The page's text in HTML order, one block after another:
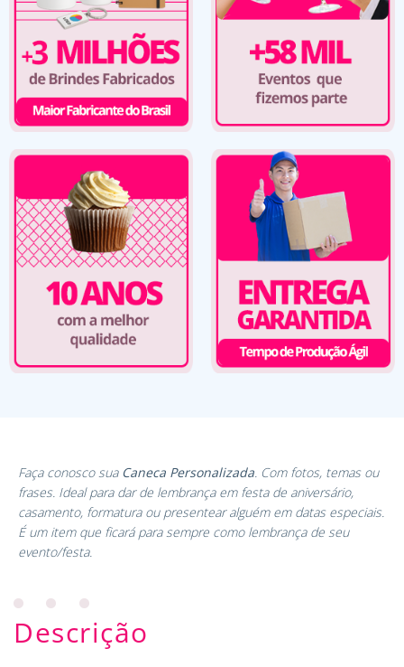
Faça conosco sua Caneca Personalizada. Com fotos, temas ou
frases. Ideal para dar de lembrança em festa de aniversário,
casamento, formatura ou presentear alguém em datas especiais.
É um item que ficará para sempre como lembrança de seu
evento/festa.
Descrição